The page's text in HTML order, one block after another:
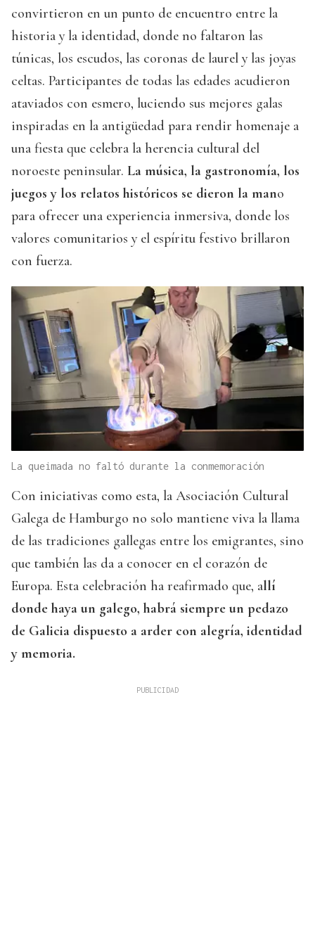
convirtieron en un punto de encuentro entre la
historia y la identidad, donde no faltaron las
túnicas, los escudos, las coronas de laurel y las joyas
celtas. Participantes de todas las edades acudieron
ataviados con esmero, luciendo sus mejores galas
inspiradas en la antigüedad para rendir homenaje a
una fiesta que celebra la herencia cultural del
noroeste peninsular. La música, la gastronomía, los
juegos y los relatos históricos se dieron la mano
para ofrecer una experiencia inmersiva, donde los
valores comunitarios y el espíritu festivo brillaron
con fuerza.
La queimada no faltó durante la conmemoración
Con iniciativas como esta, la Asociación Cultural
Galega de Hamburgo no solo mantiene viva la llama
de las tradiciones gallegas entre los emigrantes, sino
que también las da a conocer en el corazón de
Europa. Esta celebración ha reafirmado que, allí
donde haya un galego, habrá siempre un pedazo
de Galicia dispuesto a arder con alegría, identidad
y memoria.